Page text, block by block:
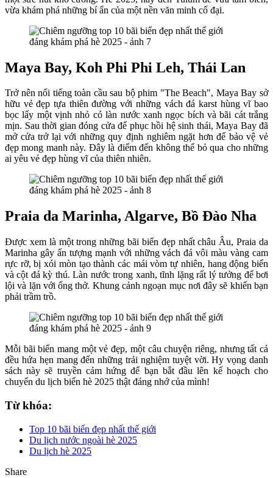
vừa khám phá những bí ẩn của một nền văn minh cổ đại.
Maya Bay, Koh Phi Phi Leh, Thái Lan
Trở nên nổi tiếng toàn cầu sau bộ phim "The Beach", Maya Bay sở
hữu vẻ đẹp tựa thiên đường với những vách đá karst hùng vĩ bao
bọc lấy một vịnh nhỏ có làn nước xanh ngọc bích và bãi cát trắng
mịn. Sau thời gian đóng cửa để phục hồi hệ sinh thái, Maya Bay đã
mở cửa trở lại với những quy định nghiêm ngặt hơn để bảo vệ vẻ
đẹp mong manh này. Đây là điểm đến không thể bỏ qua cho những
ai yêu vẻ đẹp hùng vĩ của thiên nhiên.
Praia da Marinha, Algarve, Bồ Đào Nha
Được xem là một trong những bãi biển đẹp nhất châu Âu, Praia da
Marinha gây ấn tượng mạnh với những vách đá vôi màu vàng cam
rực rỡ, bị xói mòn tạo thành các mái vòm tự nhiên, hang động biển
và cột đá kỳ thú. Làn nước trong xanh, tĩnh lặng rất lý tưởng để bơi
lội và lặn với ống thở. Khung cảnh ngoạn mục nơi đây sẽ khiến bạn
phải trầm trồ.
Mỗi bãi biển mang một vẻ đẹp, một câu chuyện riêng, nhưng tất cả
đều hứa hẹn mang đến những trải nghiệm tuyệt vời. Hy vọng danh
sách này sẽ truyền cảm hứng để bạn bắt đầu lên kế hoạch cho
chuyến du lịch biển hè 2025 thật đáng nhớ của mình!
Từ khóa:
Top 10 bãi biển đẹp nhất thế giới
Du lịch nước ngoài hè 2025
Du lịch hè 2025
Share